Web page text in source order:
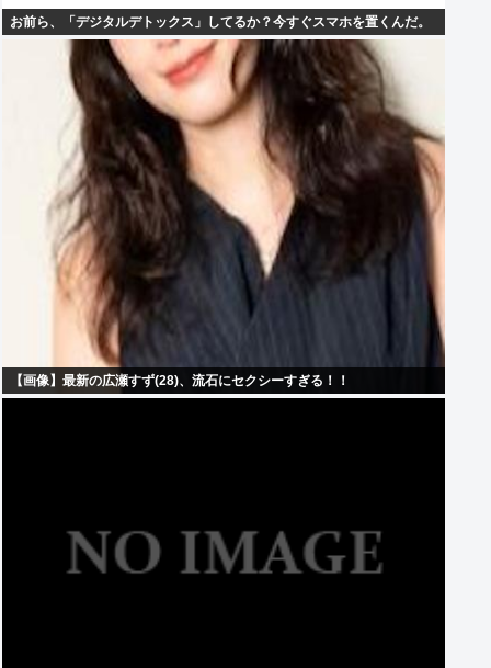
お前ら、「デジタルデトックス」してるか？今すぐスマホを置くんだ。
【画像】最新の広瀬すず(28)、流石にセクシーすぎる！！